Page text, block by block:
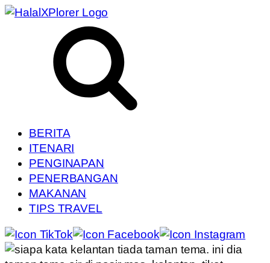
BERITA
ITENARI
PENGINAPAN
PENERBANGAN
MAKANAN
TIPS TRAVEL